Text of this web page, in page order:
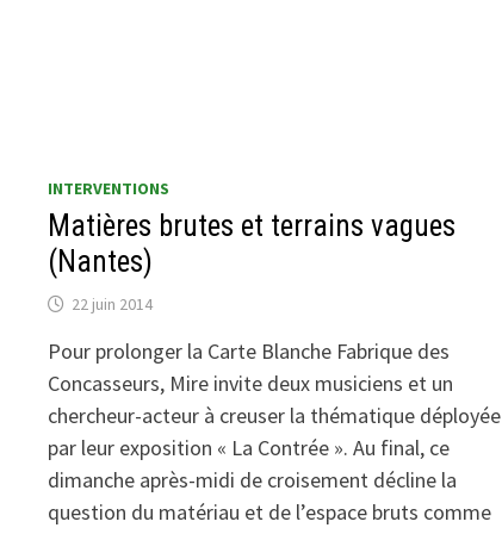
INTERVENTIONS
Matières brutes et terrains vagues
(Nantes)
22 juin 2014
Pour prolonger la Carte Blanche Fabrique des
Concasseurs, Mire invite deux musiciens et un
chercheur-acteur à creuser la thématique déployée
par leur exposition « La Contrée ». Au final, ce
dimanche après-midi de croisement décline la
question du matériau et de l’espace bruts comme